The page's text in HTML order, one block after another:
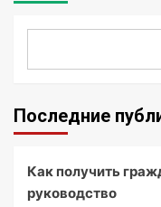
Последние
Как получить
руководство